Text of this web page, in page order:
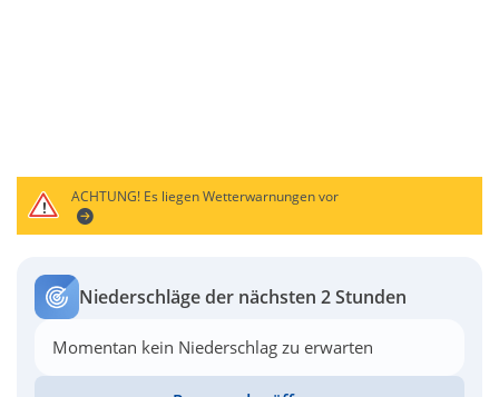
ACHTUNG!Es liegen Wetterwarnungen vor
Niederschläge der nächsten 2 Stunden
Momentan kein Niederschlag zu erwarten